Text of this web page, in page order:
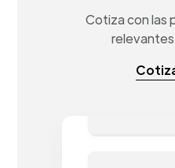
Cotiza con las